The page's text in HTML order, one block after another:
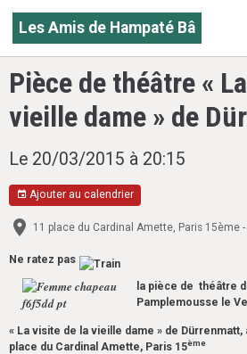
Les Amis de Hampaté Bâ
Pièce de théâtre «
vieille dame » de
Le 20/03/2015 à 20:15
Ajouter au calendrier
11 place du Cardinal Amette, Paris 15ème -
Ne ratez pas
la pièce de théâtre
Pamplemousse le
« La visite de la vieille dame » de Dürrenmatt,
place du Cardinal Amette, Paris 15ème